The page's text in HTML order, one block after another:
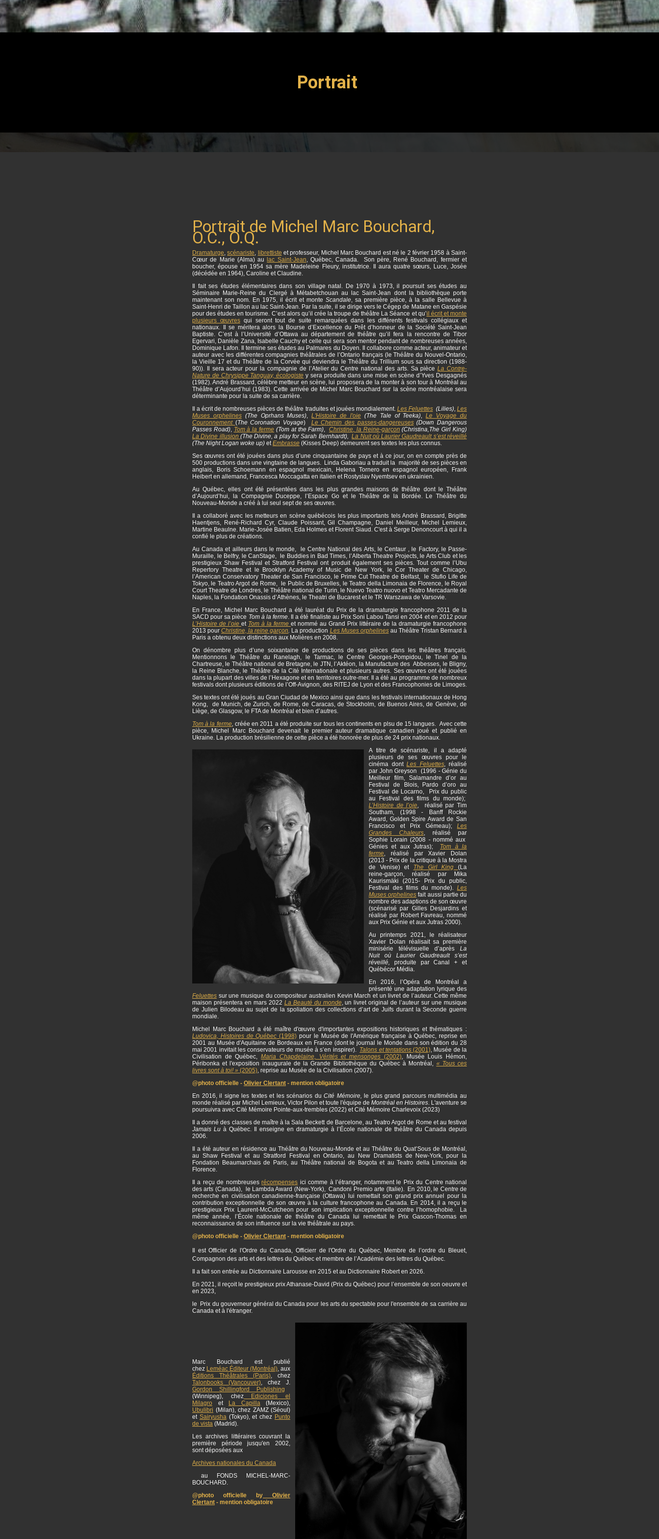
Portrait
Portrait de Michel Marc Bouchard,
O.C., O.Q.
Dramaturge ,scénariste librettiste et professeur, Michel Marc Bouchard est né le 2 février 1958 à Saint-
Cœur de Marie (Alma) aulac Saint-Jean , Québec, Canada. Son père, René Bouchard, fermier et
boucher, épouse en 1954 sa mère Madeleine Fleury, institutrice. Il aura quatre sœurs, Luce, Josée
(décédée en 1964), Caroline et Claudine.
Il fait ses études élémentaires dans son village natal. De 1970 à 1973, il poursuit ses études au
Séminaire Marie-Reine du Clergé à Métabetchouan au lac Saint-Jean dont la bibliothèque porte
maintenant son nom. En 1975, il écrit et monte Scandale , sa première pièce, à la salle Bellevue à
Saint-Henri de Taillon au lac Saint-Jean. Par la suite, il se dirige vers le Cégep de Matane en Gaspésie
pour des études en tourisme. C’est alors qu’il crée la troupe de théâtre La Séance et qu’il écrit et monte
plusieurs œuvresqui seront tout de suite remarquées dans les différents festivals collégiaux et
nationaux. Il se méritera alors la Bourse d’Excellence du Prêt d’honneur de la Société Saint-Jean
Baptiste. C’est à l’Université d’Ottawa au département de théâtre qu’il fera la rencontre de Tibor
Egervari, Danièle Zana, Isabelle Cauchy et celle qui sera son mentor pendant de nombreuses années,
Dominique Lafon. Il termine ses études au Palmares du Doyen. Il collabore comme acteur, animateur et
auteur avec les différentes compagnies théâtrales de l’Ontario français (le Théâtre du Nouvel-Ontario,
la Vieille 17 et du Théâtre de la Corvée qui deviendra le Théâtre du Trillium sous sa direction (1988-
90)). Il sera acteur pour la compagnie de l’Atelier du Centre national des arts. Sa pièceLa Contre-
Nature de Chrysippe Tanguay, écologiste y sera produite dans une mise en scène d’Yves Desgagnés
(1982). André Brassard, célèbre metteur en scène, lui proposera de la monter à son tour à Montréal au
Théâtre d’Aujourd’hui (1983). Cette arrivée de Michel Marc Bouchard sur la scène montréalaise sera
déterminante pour la suite de sa carrière.
Il a écrit de nombreuses pièces de théâtre traduites et jouées mondialement. Les Feluettes(Lilies), Les
Muses orphelines(The Oprhans Muses) ,L'Histoire de l'oie (The Tale of Teeka) ,Le Voyage du
Couronnement (The Coronation Voyage) Le Chemin des passes-dangereuses(Down Dangerous
Passes Road), Tom à la ferme (Tom at the Farm) Christine, la Reine-garçon (Christina,The Girl King)
La Divine illusion (The Divine, a play for Sarah Bernhardt),
La Nuit où Laurier Gaudreault s’est réveillé
(The Night Logan woke up) et Embrasse (Kisses Deep) demeurent ses textes les plus connus.
Ses œuvres ont été jouées dans plus d’une cinquantaine de pays et à ce jour, on en compte près de
500 productions dans une vingtaine de langues. Linda Gaboriau a traduit la majorité de ses pièces en
anglais, Boris Schoemann en espagnol mexicain, Helena Tornero en espagnol européen, Frank
Heibert en allemand, Francesca Moccagatta en italien et Rostyslav Nyemtsev en ukrainien.
Au Québec, elles ont été présentées dans les plus grandes maisons de théâtre dont le Théâtre
d’Aujourd’hui, la Compagnie Duceppe, l’Espace Go et le Théâtre de la Bordée. Le Théâtre du
Nouveau-Monde a créé à lui seul sept de ses œuvres.
Il a collaboré avec les metteurs en scène québécois les plus importants tels André Brassard, Brigitte
Haentjens, René-Richard Cyr, Claude Poissant, Gil Champagne, Daniel Meilleur, Michel Lemieux,
Martine Beaulne. Marie-Josée Batien, Eda Holmes et Florent Siaud. C'est à Serge Denoncourt à qui il a
confié le plus de créations.
Au Canada et ailleurs dans le monde, le Centre National des Arts, le Centaur , le Factory, le Passe-
Muraille, le Belfry, le CanStage, le Buddies in Bad Times, l’Alberta Theatre Projects, le Arts Club et les
prestigieux Shaw Festival et Stratford Festival ont produit également ses pièces. Tout comme l’Ubu
Repertory Theatre et le Brooklyn Academy of Music de New York, le Cor Theater de Chicago,
l’American Conservatory Theater de San Francisco, le Prime Cut Theatre de Belfast, le Stufio Life de
Tokyo, le Teatro Argot de Rome, le Public de Bruxelles, le Teatro della Limonaia de Florence, le Royal
Court Theatre de Londres, le Théâtre national de Turin, le Nuevo Teatro nuovo et Teatro Mercadante de
Naples, la Fondation Onassis d’Athènes, le Theatri de Bucarest et le TR Warszawa de Varsovie.
En France, Michel Marc Bouchard a été lauréat du Prix de la dramaturgie francophone 2011 de la
SACD pour sa pièce Tom à la ferme. Il a été finaliste au Prix Soni Labou Tansi en 2004 et en 2012 pour
L’Histoire de l’oie et Tom à la ferme et nommé au Grand Prix littéraire de la dramaturgie francophone
2013 pourChristine, la reine garçon La production Les Muses orphelinesau Théâtre Tristan Bernard à
Paris a obtenu deux distinctions aux Molières en 2008.
On dénombre plus d’une soixantaine de productions de ses pièces dans les théâtres français.
Mentionnons le Théâtre du Ranelagh, le Tarmac, le Centre Georges-Pompidou, le Tinel de la
Chartreuse, le Théâtre national de Bretagne, le JTN, l’Aktéon, la Manufacture des Abbesses, le Bligny,
la Reine Blanche, le Théâtre de la Cité Internationale et plusieurs autres. Ses œuvres ont été jouées
dans la plupart des villes de l’Hexagone et en territoires outre-mer. Il a été au programme de nombreux
festivals dont plusieurs éditions de l’Off-Avignon, des RITEJ de Lyon et des Francophonies de Limoges.
Ses textes ont été joués au Gran Ciudad de Mexico ainsi que dans les festivals internationaux de Hong
Kong, de Munich, de Zurich, de Rome, de Caracas, de Stockholm, de Buenos Aires, de Genève, de
Liège, de Glasgow, le FTA de Montréal et bien d’autres.
Tom à la ferme, créée en 2011 a été produite sur tous les continents en plsu de 15 langues. Avec cette
pièce, Michel Marc Bouchard devenait le premier auteur dramatique canadien joué et publié en
Ukraine. La production brésilienne de cette pièce a été honorée de plus de 24 prix nationaux.
A titre de scénariste, il a adapté
plusieurs de ses œuvres pour le
cinéma dont Les Feluettes,
réalisé
par John Greyson (1996 - Génie du
Meilleur film, Salamandre d’or au
Festival de Blois, Pardo d’oro au
Festival de Locarno, Prix du public
au Festival des films du monde);
L’Histoire de l’oie , réalisé par Tim
Southam, (1998 - Banff Rockie
Award, Golden Spire Award de San
Francisco et Prix Gémeau); Les
Grandes Chaleurs , réalisé par
Sophie Lorain (2008 - nommé aux
Génies et aux Jutras); Tom à la
ferme , réalisé par Xavier Dolan
(2013 - Prix de la critique à la Mostra
de Venise) et The Girl King
(La
reine-garçon, réalisé par Mika
Kaurismäki (2015- Prix du public,
Festival des films du monde). Les
Muses orphelines fait aussi partie du
nombre des adaptions de son œuvre
(scénarisé par Gilles Desjardins et
réalisé par Robert Favreau, nommé
aux Prix Génie et aux Jutras 2000).
Au printemps 2021, le réalisateur
Xavier Dolan réalisait sa première
minisérie télévisuelle d’après La
Nuit où Laurier Gaudreault s’est
réveillé, produite par Canal + et
Québécor Média.
En 2016, l’Opéra de Montréal a
présenté une adaptation lyrique des
Feluettes sur une musique du compositeur australien Kevin March et un livret de l’auteur. Cette même
maison présentera en mars 2022 La Beauté du monde, un livret original de l’auteur sur une musique
de Julien Bilodeau au sujet de la spoliation des collections d’art de Juifs durant la Seconde guerre
mondiale.
Michel Marc Bouchard a été maître d'œuvre d'importantes expositions historiques et thématiques :
Ludovica, Histoires de Québec (1998) pour le Musée de l'Amérique française à Québec, reprise en
2001 au Musée d'Aquitaine de Bordeaux en France (dont le journal le Monde dans son édition du 28
mai 2001 invitait les conservateurs de musée à s’en inspirer). Talons et tentations(2001) , Musée de la
Civilisation de Québec,Maria Chapdelaine, Vérités et mensonges (2002), Musée Louis Hémon,
Péribonka et l'exposition inaugurale de la Grande Bibliothèque du Québec à Montréal, « Tous ces
livres sont à toi! » (2005) , reprise au Musée de la Civilisation (2007).
@photo officielle - Olivier Clertant - mention obligatoire
En 2016, il signe les textes et les scénarios duCité Mémoire,le plus grand parcours multimédia au
monde réalisé par Michel Lemieux, Victor Pilon et toute l'équipe de Montréal en Histoires . L'aventure se
poursuivra avec Cité Mémoire Pointe-aux-trembles (2022) et Cité Mémoire Charlevoix (2023)
Il a donné des classes de maître à la Sala Beckett de Barcelone, au Teatro Argot de Rome et au festival
Jamais Lu à Québec. Il enseigne en dramaturgie à l’École nationale de théâtre du Canada depuis
2006.
Il a été auteur en résidence au Théâtre du Nouveau-Monde et au Théâtre du Quat’Sous de Montréal,
au Shaw Festival et au Stratford Festival en Ontario, au New Dramatists de New-York, pour la
Fondation Beaumarchais de Paris, au Théâtre national de Bogota et au Teatro della Limonaia de
Florence.
Il a reçu de nombreusesrécompenses ici comme à l’étranger, notamment le Prix du Centre national
des arts (Canada), le Lambda Award (New-York), Candoni Premio arte (Italie). En 2010, le Centre de
recherche en civilisation canadienne-française (Ottawa) lui remettait son grand prix annuel pour la
contribution exceptionnelle de son œuvre à la culture francophone au Canada. En 2014, il a reçu le
prestigieux Prix Laurent-McCutcheon pour son implication exceptionnelle contre l’homophobie. La
même année, l’École nationale de théâtre du Canada lui remettait le Prix Gascon-Thomas en
reconnaissance de son influence sur la vie théâtrale au pays.
@photo officielle - Olivier Clertant - mention obligatoire
Il est Officier de l'Ordre du Canada, Officierr de l'Ordre du Québec, Membre de l’ordre du Bleuet,
Compagnon des arts et des lettres du Québec et membre de l’Académie des lettres du Québec.
Il a fait son entrée au Dictionnaire Larousse en 2015 et au Dictionnaire Robert en 2026.
En 2021, il reçoit le prestigieux prix Athanase-David (Prix du Québec) pour l’ensemble de son oeuvre et
en 2023,
le Prix du gouverneur général du Canada pour les arts du spectable pour l'ensemble de sa carrière au
Canada et à l'étranger.
Marc Bouchard est publié
chez Leméac Éditeur (Montréal), aux
Éditions Théâtrales (Paris), chez
Talonbooks (Vancouver), chez J.
Gordon Shillingford Publishing
(Winnipeg), chezEdiciones el
Milagro et La Capilla(Mexico),
Ubulibri (Milan), chez ZAMZ (Séoul)
et Sairyusha(Tokyo), et chez Punto
de vista (Madrid).
Les archives littéraires couvrant la
première période jusqu'en 2002,
sont déposées aux
Archives nationales du Canada
au FONDS MICHEL-MARC-
BOUCHARD.
@photo officielle by Olivier
Clertant - mention obligatoire